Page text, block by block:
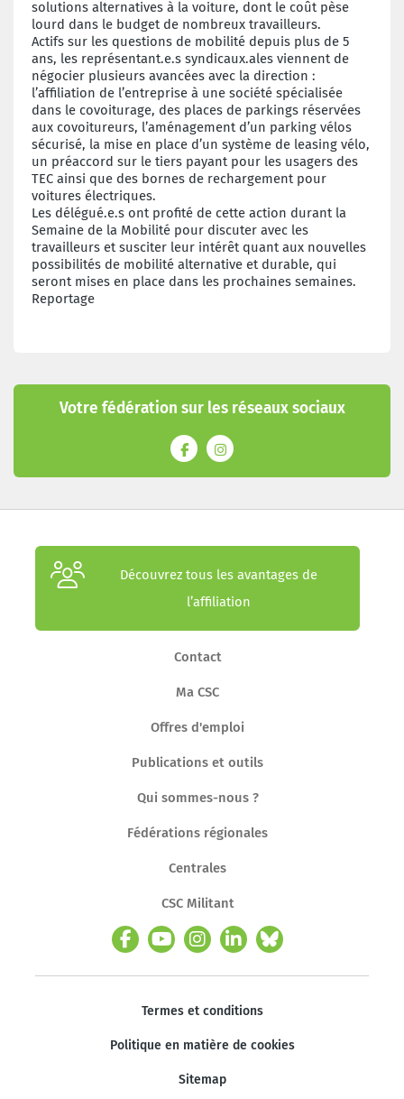
solutions alternatives à la voiture, dont le coût pèse
lourd dans le budget de nombreux travailleurs.
Actifs sur les questions de mobilité depuis plus de 5
ans, les représentant.e.s syndicaux.ales viennent de
négocier plusieurs avancées avec la direction :
l’affiliation de l’entreprise à une société spécialisée
dans le covoiturage, des places de parkings réservées
aux covoitureurs, l’aménagement d’un parking vélos
sécurisé, la mise en place d’un système de leasing vélo,
un préaccord sur le tiers payant pour les usagers des
TEC ainsi que des bornes de rechargement pour
voitures électriques.
Les délégué.e.s ont profité de cette action durant la
Semaine de la Mobilité pour discuter avec les
travailleurs et susciter leur intérêt quant aux nouvelles
possibilités de mobilité alternative et durable, qui
seront mises en place dans les prochaines semaines.
Reportage
Votre fédération sur les réseaux sociaux
Découvrez tous les avantages de
l’affiliation
Contact
Ma CSC
Offres d'emploi
Publications et outils
Qui sommes-nous ?
Fédérations régionales
Centrales
CSC Militant
Termes et conditions
Politique en matière de cookies
Sitemap